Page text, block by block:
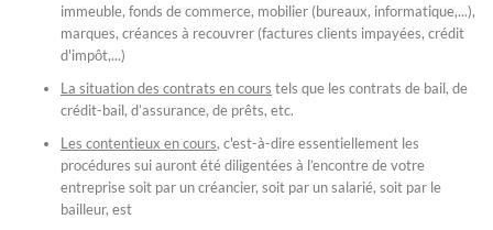
immeuble, fonds de commerce, mobilier (bureaux, informatique,...),
marques, créances à recouvrer (factures clients impayées, crédit
d'impôt,...)
La situation des contrats en cours tels que les contrats de bail, de
crédit-bail, d’assurance, de prêts, etc.
Les contentieux en cours, c'est-à-dire essentiellement les
procédures sui auront été diligentées à l’encontre de votre
entreprise soit par un créancier, soit par un salarié, soit par le
bailleur, est